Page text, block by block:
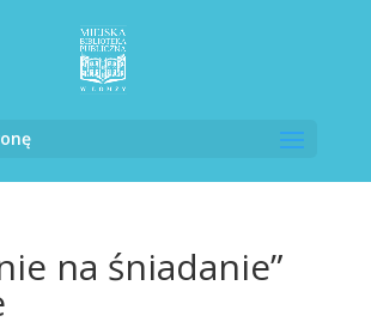
na śniadanie”